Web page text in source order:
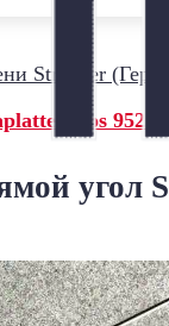
Stroeher
Epos 952
угол